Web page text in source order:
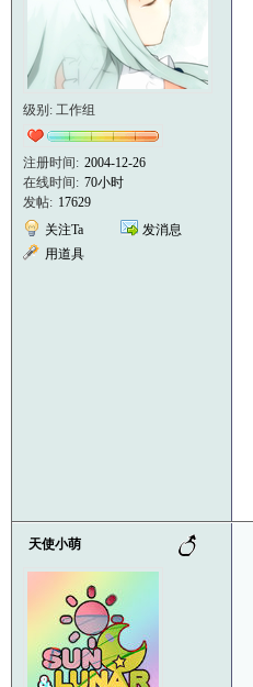
级别: 工作组
注册时间: 2004-12-26
在线时间: 70小时
发帖: 17629
关注Ta
发消息
用道具
天使小萌